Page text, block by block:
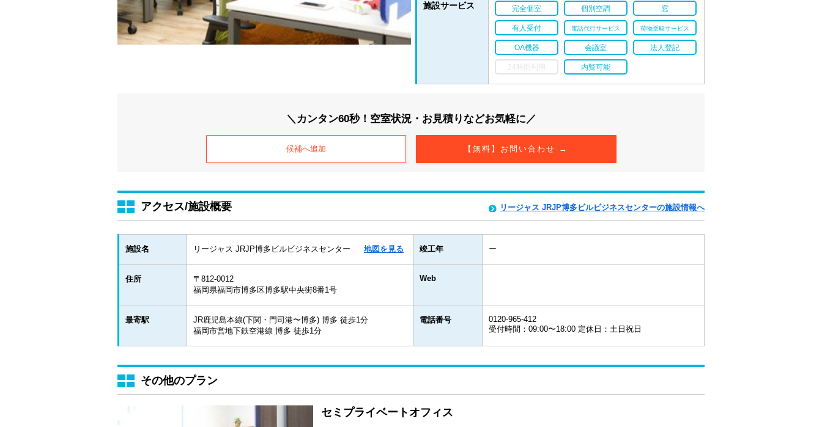
施設サービス 完全個室 個別空調 窓
有人受付 電話代行サービス 荷物受取サービス
OA機器 会議室 法人登記
24時間利用 内覧可能
＼カンタン60秒！空室状況・お見積りなどお気軽に／
【無料】お問い合わせ →
候補へ追加
アクセス/施設概要 リージャス JRJP博多ビルビジネスセンターの施設情報へ
施設名 リージャス JRJP博多ビルビジネスセンター 地図を見る 竣工年 ー
住所
〒812-0012
福岡県福岡市博多区博多駅中央街8番1号
Web
最寄駅
JR鹿児島本線(下関・門司港〜博多) 博多 徒歩1分
福岡市営地下鉄空港線 博多 徒歩1分
電話番号
0120-965-412
受付時間：09:00〜18:00 定休日：土日祝日
その他のプラン
セミプライベートオフィス